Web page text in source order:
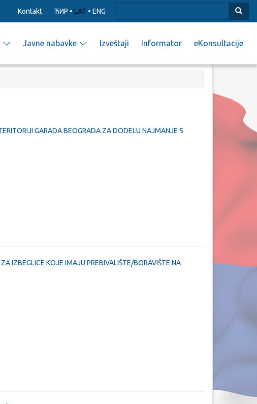
Kontakt ЋИР •LAT •ENG
Javne nabavke Izveštaji Informator eKonsultacije
GARADA BEOGRADA ZA DODELU NAJMANJE 5
IZBEGLICE KOJE IMAJU PREBIVALIŠTE/BORAVIŠTE NA